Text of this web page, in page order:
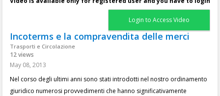
Login to Access Video
Incoterms e la compravendita delle merci
Trasporti e Circolazione
12 views
May 08, 2013
Nel corso degli ultimi anni sono stati introdotti nel nostro ordinamento
giuridico numerosi provvedimenti che hanno significativamente